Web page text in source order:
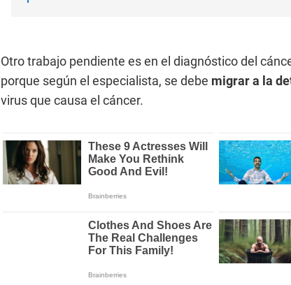
Otro trabajo pendiente es en el diagnóstico del
porque según el especialista, se debe migrar a la
virus que causa el cáncer.